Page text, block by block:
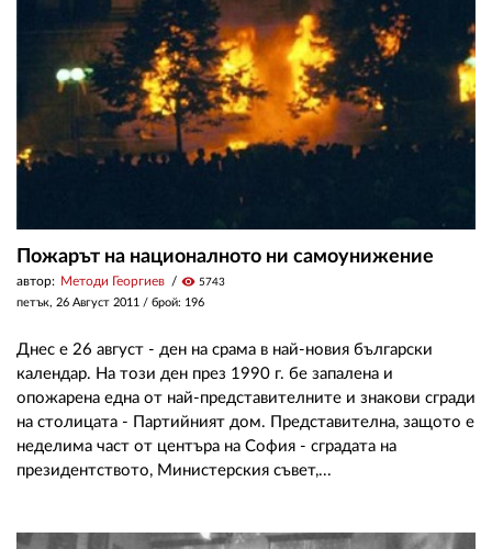
Пожарът на националното ни самоунижение
автор: Методи Георгиев visibility 5743
петък, 26 Август 2011 / брой: 196
Днес е 26 август - ден на срама в най-новия български
календар. На този ден през 1990 г. бе запалена и
опожарена една от най-представителните и знакови сгради
на столицата - Партийният дом. Представителна, защото е
неделима част от центъра на София - сградата на
президентството, Министерския съвет,...